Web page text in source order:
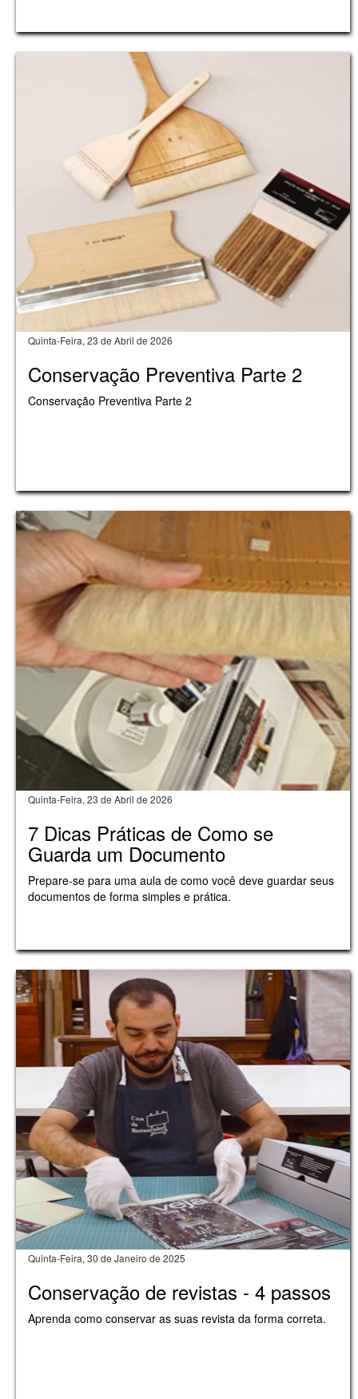
Quinta-Feira, 23 de Abril de 2026
Conservação Preventiva Parte 2
Conservação Preventiva Parte 2
Quinta-Feira, 23 de Abril de 2026
7 Dicas Práticas de Como se
Guarda um Documento
Prepare-se para uma aula de como você deve guardar seus
documentos de forma simples e prática.
Quinta-Feira, 30 de Janeiro de 2025
Conservação de revistas - 4 passos
Aprenda como conservar as suas revista da forma correta.